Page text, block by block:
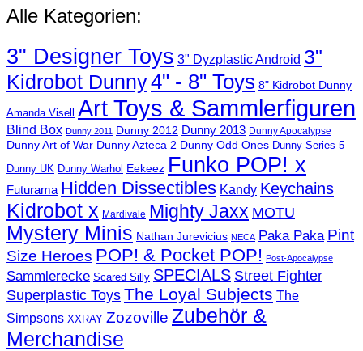
Alle Kategorien:
3" Designer Toys 3" Dyzplastic Android 3"
Kidrobot Dunny4" - 8" Toys 8" Kidrobot Dunny
Amanda Visell Art Toys & Sammlerfiguren
Blind Box Dunny 2011 Dunny 2012 Dunny 2013 Dunny Apocalypse
Dunny Art of War Dunny Azteca 2 Dunny Odd Ones Dunny Series 5
Dunny UK Dunny Warhol Eekeez Funko POP! x
Futurama Hidden Dissectibles Kandy Keychains
Kidrobot x Mardivale Mighty Jaxx MOTU
Mystery Minis Nathan Jurevicius NECA Paka Paka Pint
Size Heroes POP! & Pocket POP! Post-Apocalypse
Sammlerecke Scared Silly SPECIALS Street Fighter
Superplastic ToysThe Loyal Subjects The
Simpsons XXRAY Zozoville Zubehör &
Merchandise